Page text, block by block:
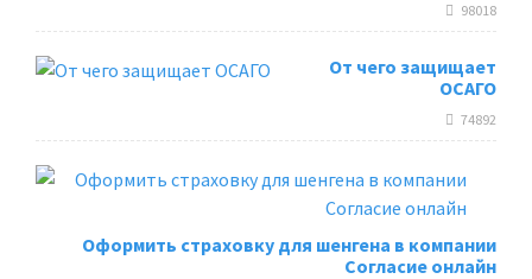
98018
От чего защищает
ОСАГО
74892
Оформить страховку для шенгена в компании
Согласие онлайн